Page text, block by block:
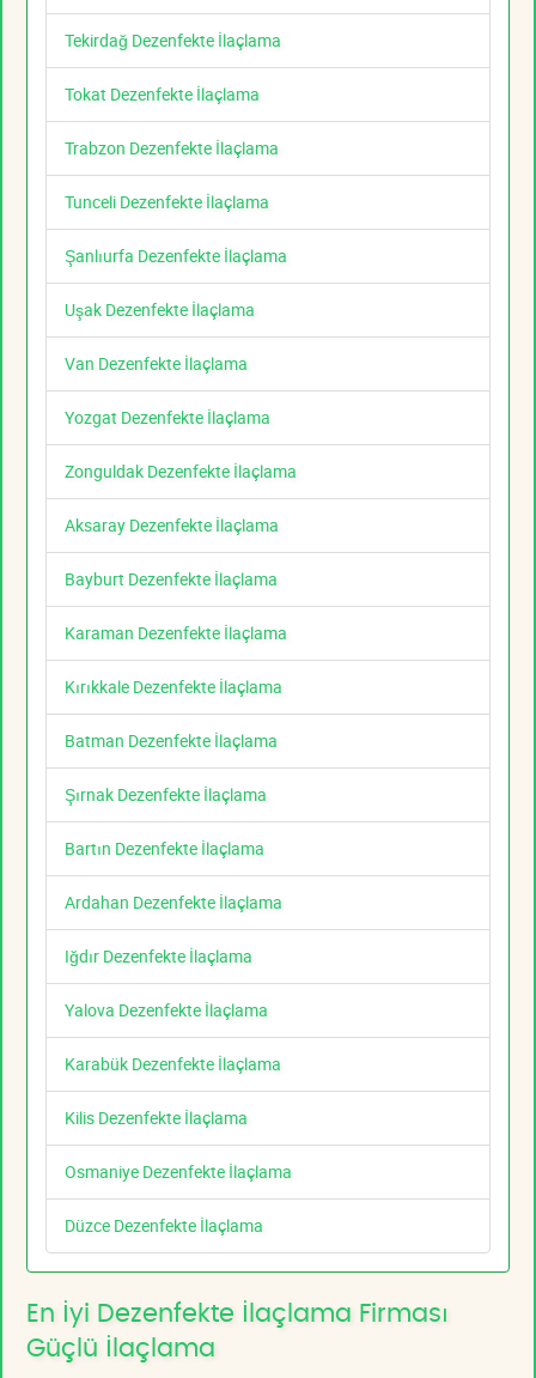
Tekirdağ Dezenfekte İlaçlama
Tokat Dezenfekte İlaçlama
Trabzon Dezenfekte İlaçlama
Tunceli Dezenfekte İlaçlama
Şanlıurfa Dezenfekte İlaçlama
Uşak Dezenfekte İlaçlama
Van Dezenfekte İlaçlama
Yozgat Dezenfekte İlaçlama
Zonguldak Dezenfekte İlaçlama
Aksaray Dezenfekte İlaçlama
Bayburt Dezenfekte İlaçlama
Karaman Dezenfekte İlaçlama
Kırıkkale Dezenfekte İlaçlama
Batman Dezenfekte İlaçlama
Şırnak Dezenfekte İlaçlama
Bartın Dezenfekte İlaçlama
Ardahan Dezenfekte İlaçlama
Iğdır Dezenfekte İlaçlama
Yalova Dezenfekte İlaçlama
Karabük Dezenfekte İlaçlama
Kilis Dezenfekte İlaçlama
Osmaniye Dezenfekte İlaçlama
Düzce Dezenfekte İlaçlama
En İyi Dezenfekte İlaçlama Firması
Güçlü İlaçlama